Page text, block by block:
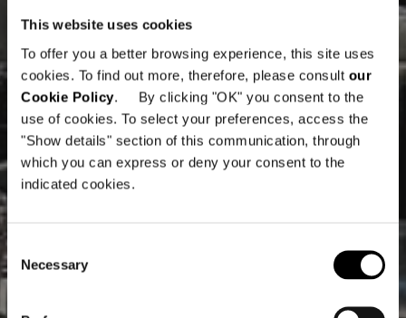
This website uses cookies
To offer you a better browsing experience, this site uses
cookies. To find out more, therefore, please consult our
Cookie Policy. By clicking "OK" you consent to the
use of cookies. To select your preferences, access the
"Show details" section of this communication, through
which you can express or deny your consent to the
indicated cookies.
Consent
Selection
Necessary